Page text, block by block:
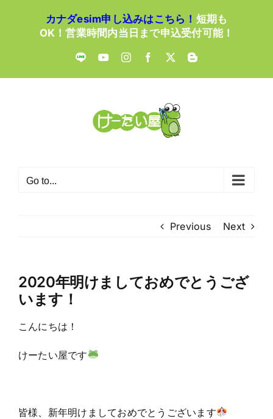
カナダesim申し込みはこちら！ 短期も
OK！営業時間内当日まで申込受付可能！
LINE YouTubeInstagramFacebook
X Blogger
Go to...
Previous Next
2020年明けましておめでとうござ
います！
こんにちは！
けーたい屋です
皆様、新年明けましておめでとうございます